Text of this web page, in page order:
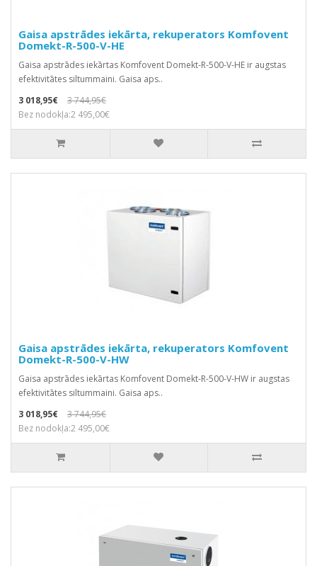
Gaisa apstrādes iekārta, rekuperators Komfovent
Domekt-R-500-V-HE
Gaisa apstrādes iekārtas Komfovent Domekt-R-500-V-HE ir augstas
efektivitātes siltummaini. Gaisa aps..
3 018,95€
3 744,95€
Bez nodokļa:2 495,00€
Gaisa apstrādes iekārta, rekuperators Komfovent
Domekt-R-500-V-HW
Gaisa apstrādes iekārtas Komfovent Domekt-R-500-V-HW ir augstas
efektivitātes siltummaini. Gaisa aps..
3 018,95€
3 744,95€
Bez nodokļa:2 495,00€